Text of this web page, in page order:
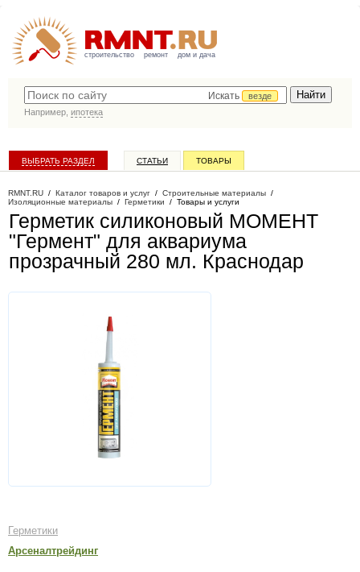
строительство ремонт дом и дача
Искать
везде
Например, ипотека
ВЫБРАТЬ РАЗДЕЛ СТАТЬИ ТОВАРЫ
RMNT.RU / Каталог товаров и услуг / Строительные материалы /
Изоляционные материалы / Герметики / Товары и услуги
Герметик силиконовый МОМЕНТ
"Гермент" для аквариума
прозрачный 280 мл. Краснодар
Герметики
Арсеналтрейдинг